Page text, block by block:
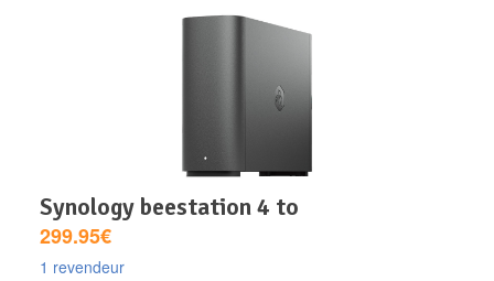
synology beestation 4 to
299.95€
1 revendeur